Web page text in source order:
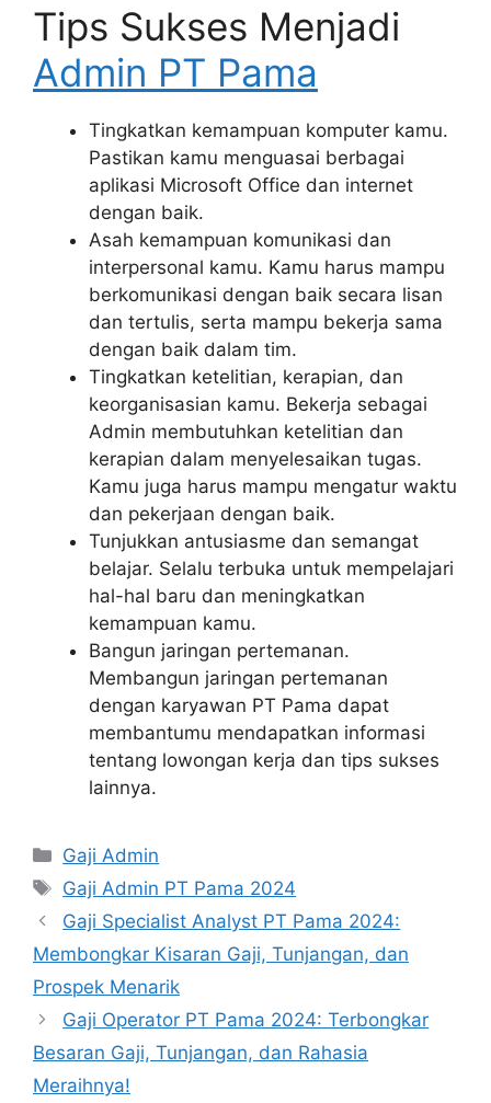
Tips Sukses Menjadi
Admin PT Pama
Tingkatkan kemampuan komputer kamu.
Pastikan kamu menguasai berbagai
aplikasi Microsoft Office dan internet
dengan baik.
Asah kemampuan komunikasi dan
interpersonal kamu. Kamu harus mampu
berkomunikasi dengan baik secara lisan
dan tertulis, serta mampu bekerja sama
dengan baik dalam tim.
Tingkatkan ketelitian, kerapian, dan
keorganisasian kamu. Bekerja sebagai
Admin membutuhkan ketelitian dan
kerapian dalam menyelesaikan tugas.
Kamu juga harus mampu mengatur waktu
dan pekerjaan dengan baik.
Tunjukkan antusiasme dan semangat
belajar. Selalu terbuka untuk mempelajari
hal-hal baru dan meningkatkan
kemampuan kamu.
Bangun jaringan pertemanan.
Membangun jaringan pertemanan
dengan karyawan PT Pama dapat
membantumu mendapatkan informasi
tentang lowongan kerja dan tips sukses
lainnya.
Kategori
Gaji Admin
Tag
Gaji Admin PT Pama 2024
Gaji Specialist Analyst PT Pama 2024:
Membongkar Kisaran Gaji, Tunjangan, dan
Prospek Menarik
Gaji Operator PT Pama 2024: Terbongkar
Besaran Gaji, Tunjangan, dan Rahasia
Meraihnya!